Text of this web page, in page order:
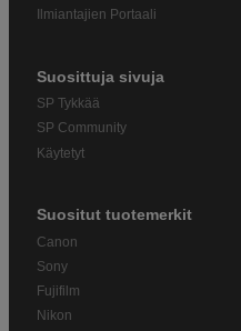
Ilmiantajien Portaali
Suosittuja sivuja
SP Tykkää
SP Community
Käytetyt
Suositut tuotemerkit
Canon
Sony
Fujifilm
Nikon